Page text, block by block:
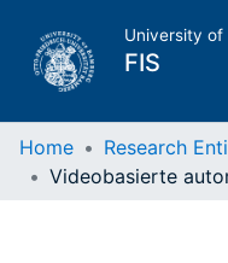
University of
FIS
Home
Home Research